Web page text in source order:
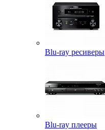
Blu-ray ресиверы
Blu-ray плееры